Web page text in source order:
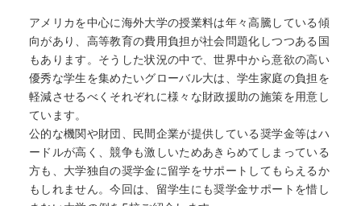
アメリカを中心に海外大学の授業料は年々高騰している傾
向があり、高等教育の費用負担が社会問題化しつつある国
もあります。そうした状況の中で、世界中から意欲の高い
優秀な学生を集めたいグローバル大は、学生家庭の負担を
軽減させるべくそれぞれに様々な財政援助の施策を用意し
ています。
公的な機関や財団、民間企業が提供している奨学金等はハ
ードルが高く、競争も激しいためあきらめてしまっている
方も、大学独自の奨学金に留学をサポートしてもらえるか
もしれません。今回は、留学生にも奨学金サポートを惜し